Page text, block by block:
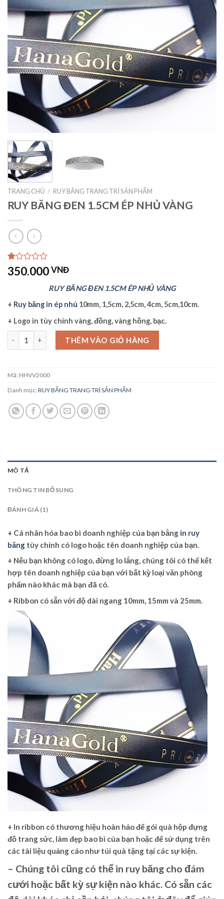
TRANG CHỦ / RUY BĂNG TRANG TRÍ SẢN PHẨM
RUY BĂNG ĐEN 1.5CM ÉP NHỦ VÀNG
1.00
trên
trên
1
đánh
350.000VNĐ
RUY BĂNG ĐEN 1.5CM ÉP NHỦ VÀNG
+ Ruy băng in ép nhủ 10mm, 1,5cm, 2,5cm, 4cm, 5cm,10cm.
+ Logo in tùy chỉnh vàng, đồng, vàng hồng, bạc.
RUY BĂNG ĐEN 1.5CM ÉP NHỦ VÀNG số lượng
THÊM VÀO GIỎ HÀNG
Mã: HHVV2000
Danh mục:RUY BĂNG TRANG TRÍ SẢN PHẨM
MÔ TẢ
THÔNG TIN BỔ SUNG
ĐÁNH GIÁ (1)
+ Cá nhân hóa bao bì doanh nghiệp của bạn bằng in ruy
băng tùy chỉnh có logo hoặc tên doanh nghiệp của bạn.
+ Nếu bạn không có logo, đừng lo lắng, chúng tôi có thể kết
hợp tên doanh nghiệp của bạn với bất kỳ loại văn phòng
phẩm nào khác mà bạn đã có.
+ Ribbon có sẵn với độ dài ngang 10mm, 15mm và 25mm.
+ In ribbon có thương hiệu hoàn hảo để gói quà hộp đựng
đồ trang sức, làm đẹp bao bì của bạn hoặc để sử dụng trên
các tài liệu quảng cáo như túi quà tặng tại các sự kiện.
– Chúng tôi cũng có thể in ruy băng cho đám
cưới hoặc bất kỳ sự kiện nào khác. Có sẵn các